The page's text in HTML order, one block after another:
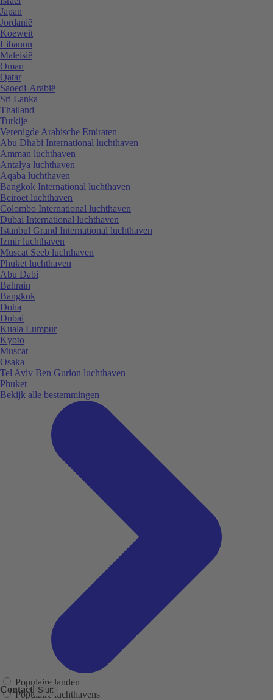
Contact Sluit
Japan
Jordanië
Koeweit
Libanon
Maleisië
Oman
Qatar
Saoedi-Arabië
Sri Lanka
Thailand
Turkije
Verenigde Arabische Emiraten
Abu Dhabi International luchthaven
Amman luchthaven
Antalya luchthaven
Aqaba luchthaven
Bangkok International luchthaven
Beiroet luchthaven
Colombo International luchthaven
Dubai International luchthaven
Istanbul Grand International luchthaven
Izmir luchthaven
Muscat Seeb luchthaven
Phuket luchthaven
Abu Dabi
Bahrain
Bangkok
Doha
Dubai
Kuala Lumpur
Kyoto
Muscat
Osaka
Tel Aviv Ben Gurion luchthaven
Phuket
Bekijk alle bestemmingen
Populaire landen
Populaire luchthavens